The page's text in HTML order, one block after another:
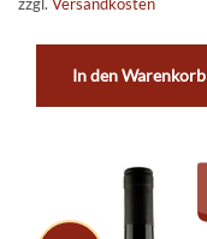
zzgl. Versandkosten
In den Warenkorb